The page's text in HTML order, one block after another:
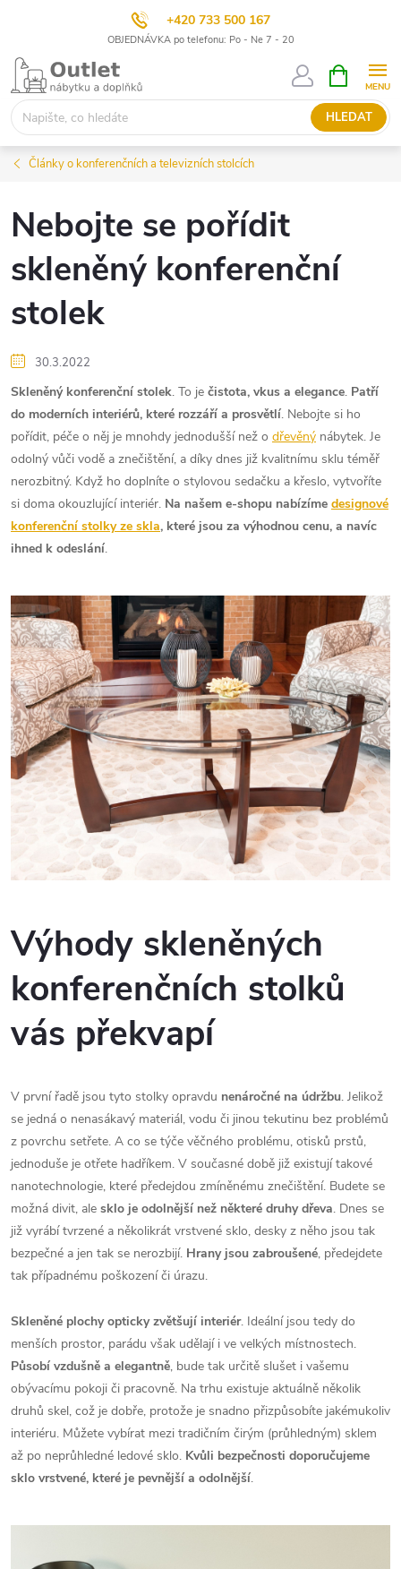
+420 733 500 167
OBJEDNÁVKA po telefonu: Po - Ne 7 - 20
Přejít
obsah
HLEDAT
NÁKUPNÍ
KOŠÍK
Články o konferenčních a televizních stolcích
Nebojte se pořídit
skleněný konferenční
stolek
30.3.2022
Skleněný konferenční stolek. To je čistota, vkus a elegance. Patří
do moderních interiérů, které rozzáří a prosvětlí. Nebojte si ho
pořídit, péče o něj je mnohdy jednodušší než o dřevěný nábytek. Je
odolný vůči vodě a znečištění, a díky dnes již kvalitnímu sklu téměř
nerozbitný. Když ho doplníte o stylovou sedačku a křeslo, vytvoříte
si doma okouzlující interiér. Na našem e-shopu nabízíme designové
konferenční stolky ze skla, které jsou za výhodnou cenu, a navíc
ihned k odeslání.
Výhody skleněných
konferenčních stolků
vás překvapí
V první řadě jsou tyto stolky opravdu nenáročné na údržbu. Jelikož
se jedná o nenasákavý materiál, vodu či jinou tekutinu bez problémů
z povrchu setřete. A co se týče věčného problému, otisků prstů,
jednoduše je otřete hadříkem. V současné době již existují takové
nanotechnologie, které předejdou zmíněnému znečištění. Budete se
možná divit, ale sklo je odolnější než některé druhy dřeva. Dnes se
již vyrábí tvrzené a několikrát vrstvené sklo, desky z něho jsou tak
bezpečné a jen tak se nerozbijí. Hrany jsou zabroušené, předejdete
tak případnému poškození či úrazu.
Skleněné plochy opticky zvětšují interiér. Ideální jsou tedy do
menších prostor, parádu však udělají i ve velkých místnostech.
Působí vzdušně a elegantně, bude tak určitě slušet i vašemu
obývacímu pokoji či pracovně. Na trhu existuje aktuálně několik
druhů skel, což je dobře, protože je snadno přizpůsobíte jakémukoliv
interiéru. Můžete vybírat mezi tradičním čirým (průhledným) sklem
až po neprůhledné ledové sklo. Kvůli bezpečnosti doporučujeme
sklo vrstvené, které je pevnější a odolnější.